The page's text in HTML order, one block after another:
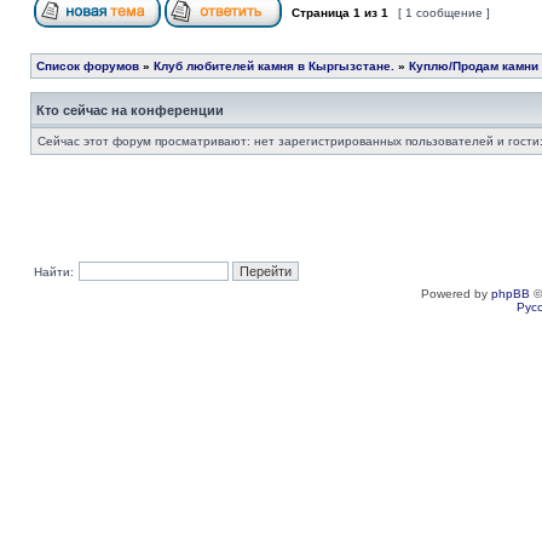
Страница 1 из 1 [ 1 сообщение ]
Список форумов » Клуб любителей камня в Кыргызстане. » Куплю/Продам камни
Кто сейчас на конференции
Сейчас этот форум просматривают: нет зарегистрированных пользователей и
Найти:
Powered by phpBB